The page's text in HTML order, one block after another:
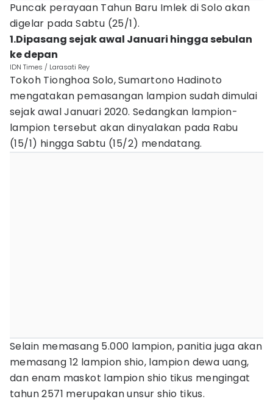
Puncak perayaan Tahun Baru Imlek di Solo akan
digelar pada Sabtu (25/1).
1.Dipasang sejak awal Januari hingga sebulan
ke depan
IDN Times / Larasati Rey
Tokoh Tionghoa Solo, Sumartono Hadinoto
mengatakan pemasangan lampion sudah dimulai
sejak awal Januari 2020. Sedangkan lampion-
lampion tersebut akan dinyalakan pada Rabu
(15/1) hingga Sabtu (15/2) mendatang.
Selain memasang 5.000 lampion, panitia juga akan
memasang 12 lampion shio, lampion dewa uang,
dan enam maskot lampion shio tikus mengingat
tahun 2571 merupakan unsur shio tikus.